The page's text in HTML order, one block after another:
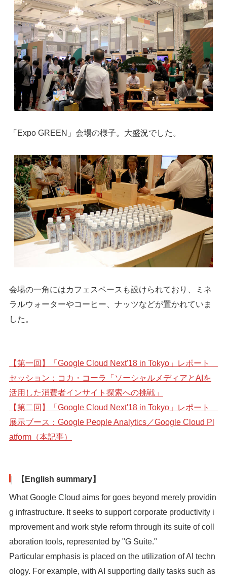
「Expo GREEN」会場の様子。大盛況でした。
会場の一角にはカフェスペースも設けられており、ミネ
ラルウォーターやコーヒー、ナッツなどが置かれていま
した。
【第一回】「Google Cloud Next'18 in Tokyo」レポート
セッション：コカ・コーラ「ソーシャルメディアとAIを
活用した消費者インサイト探索への挑戦」
【第二回】「Google Cloud Next'18 in Tokyo」レポート
展示ブース：Google People Analytics／Google Cloud Pl
atform（本記事）
【English summary】
What Google Cloud aims for goes beyond merely providin
g infrastructure. It seeks to support corporate productivity i
mprovement and work style reform through its suite of coll
aboration tools, represented by "G Suite."
Particular emphasis is placed on the utilization of AI techn
ology. For example, with AI supporting daily tasks such as